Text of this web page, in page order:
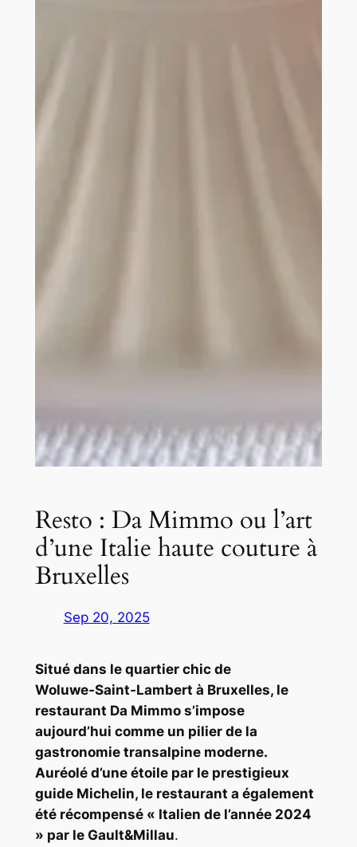
Resto : Da Mimmo ou l’art
d’une Italie haute couture à
Bruxelles
Sep 20, 2025
Situé dans le quartier chic de
Woluwe‑Saint‑Lambert à Bruxelles, le
restaurant Da Mimmo s’impose
aujourd’hui comme un pilier de la
gastronomie transalpine moderne.
Auréolé d’une étoile par le prestigieux
guide Michelin, le restaurant a également
été récompensé « Italien de l’année 2024
» par le Gault&Millau.